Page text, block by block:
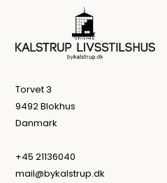
Torvet 3
9492 Blokhus
Danmark
+45 21136040
mail@bykalstrup.dk